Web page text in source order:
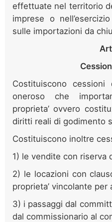
effettuate nel territorio
imprese o
sulle importazioni da
Costituiscono
oneroso che
proprieta’ ovvero
diritti reali di godimento
Costituiscono inoltre
1) le vendite con riserva
2) le locazioni con
proprieta’ vincolante
3) i passaggi dal
dal commissionario al